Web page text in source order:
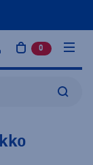
sisään
0 tuotetta